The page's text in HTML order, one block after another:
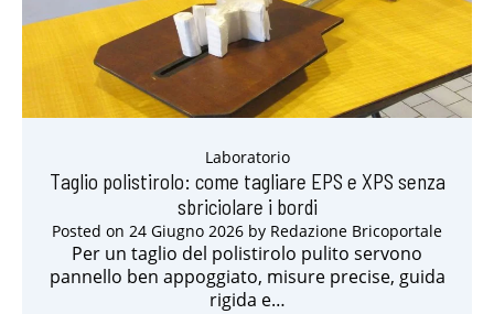
Laboratorio
Taglio polistirolo: come tagliare EPS e XPS senza
sbriciolare i bordi
Posted on 24 Giugno 2026 by Redazione Bricoportale
Per un taglio del polistirolo pulito servono
pannello ben appoggiato, misure precise, guida
rigida e…